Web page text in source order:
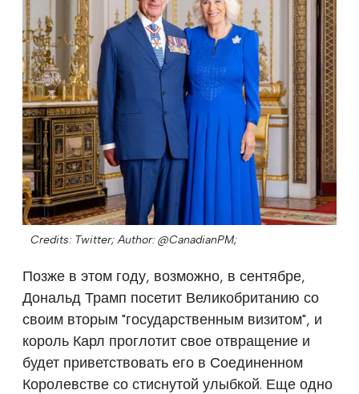
Credits: Twitter; Author: @CanadianPM;
Позже в этом году, возможно, в сентябре,
Дональд Трамп посетит Великобританию со
своим вторым "государственным визитом", и
король Карл проглотит свое отвращение и
будет приветствовать его в Соединенном
Королевстве со стиснутой улыбкой. Еще одно